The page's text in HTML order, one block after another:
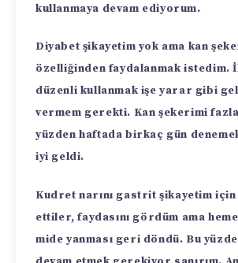
kullanmaya devam ediyorum.
Diyabet şikayetim yok ama kan
özelliğinden faydalanmak istedim.
düzenli kullanmak işe yarar gibi
vermem gerekti. Kan şekerimi
yüzden haftada birkaç gün
iyi geldi.
Kudret narını gastrit şikayetim
ettiler, faydasını gördüm ama
mide yanması geri döndü. Bu